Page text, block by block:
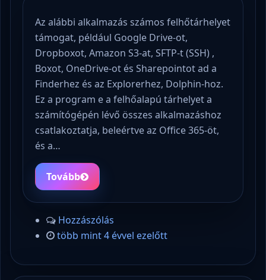
Az alábbi alkalmazás számos felhőtárhelyet
támogat, például Google Drive-ot,
Dropboxot, Amazon S3-at, SFTP-t (SSH) ,
Boxot, OneDrive-ot és Sharepointot ad a
Finderhez és az Explorerhez, Dolphin-hoz.
Ez a program e a felhőalapú tárhelyet a
számítógépén lévő összes alkalmazáshoz
csatlakoztatja, beleértve az Office 365-öt,
és a…
Tovább
Hozzászólás
több mint 4 évvel ezelőtt